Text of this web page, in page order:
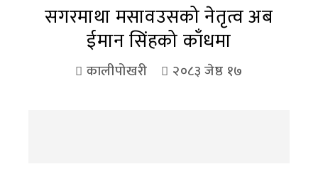
सगरमाथा मसावउसको नेतृत्व अब
ईमान सिंहको काँधमा
कालीपोखरी २०८३ जेष्ठ १७